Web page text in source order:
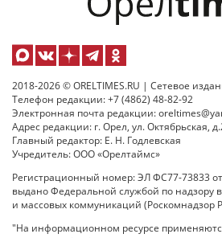
2018-2026 © ORELTIMES.RU | Сетевое
Телефон редакции: +7 (4862) 48-82-92
Электронная почта редакции:
Адрес редакции: г. Орел, ул. Октябрьская,
Главный редактор: Е. Н. Годлевская
Учредитель: ООО «Орелтаймс»
Регистрационный номер: ЭЛ ФС77-73833 от
выдано Федеральной службой по надзору
и массовых коммуникаций (Роскомнадзор
"На информационном ресурсе